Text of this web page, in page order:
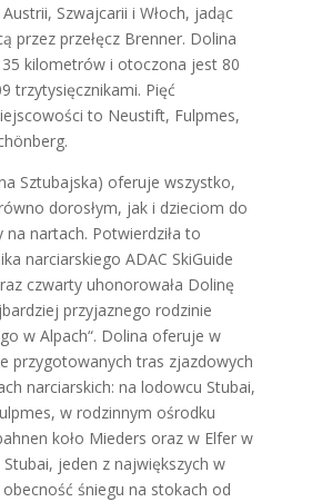
Szwajcarii i Włoch, jadąc
przez przełęcz Brenner. Dolina
35 kilometrów i otoczona jest 80
trzytysięcznikami. Pięć
to Neustift, Fulpmes,
Sztubajska) oferuje wszystko,
dorosłym, jak i dzieciom do
na nartach. Potwierdziła to
narciarskiego ADAC SkiGuide
czwarty uhonorowała Dolinę
przyjaznego rodzinie
w Alpach“. Dolina oferuje w
przygotowanych tras zjazdowych
narciarskich: na lodowcu Stubai,
w rodzinnym ośrodku
koło Mieders oraz w Elfer w
jeden z największych w
śniegu na stokach od